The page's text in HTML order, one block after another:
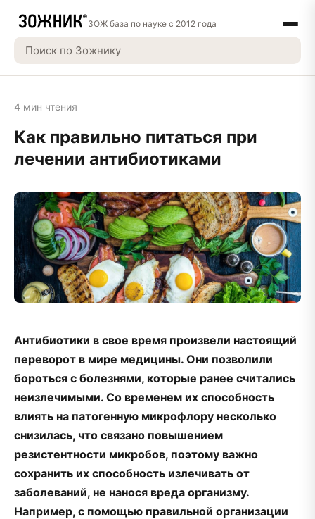
ЗОЖ база по науке с 2012 года
4 мин чтения
Как правильно питаться при
лечении антибиотиками
Антибиотики в свое время произвели настоящий
переворот в мире медицины. Они позволили
бороться с болезнями, которые ранее считались
неизлечимыми. Со временем их способность
влиять на патогенную микрофлору несколько
снизилась, что связано повышением
резистентности микробов, поэтому важно
сохранить их способность излечивать от
заболеваний, не нанося вреда организму.
Например, с помощью правильной организации